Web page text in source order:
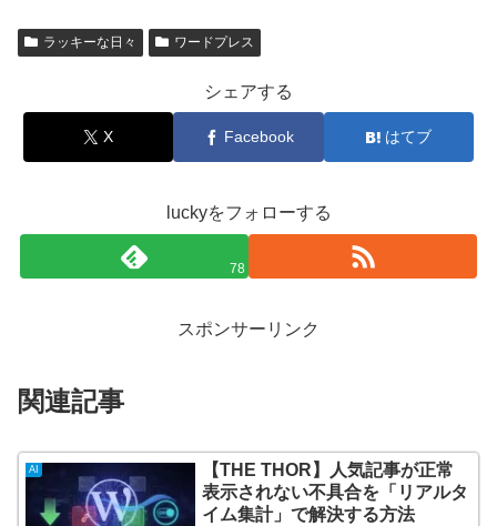
ラッキーな日々 ワードプレス
シェアする
X Facebook はてブ
luckyをフォローする
78
スポンサーリンク
関連記事
AI
【THE THOR】人気記事が正常
表示されない不具合を「リアルタ
イム集計」で解決する方法